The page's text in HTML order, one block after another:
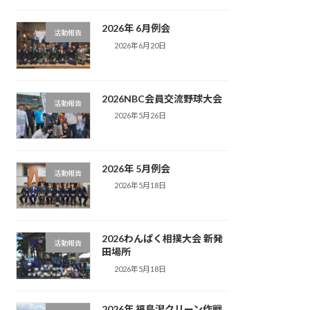
活動報告 2026年 6月例会
2026年6月20日
活動報告 2026NBC会員交流野球大会
2026年5月26日
活動報告 2026年 5月例会
2026年5月18日
活動報告
2026わんぱく相撲大会 新発
田場所
2026年5月18日